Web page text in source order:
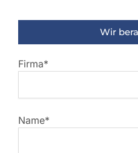
Wir
Firma*
Name*